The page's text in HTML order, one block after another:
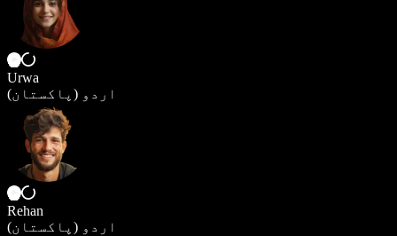
Urwa
اردو (پاکستان)
Rehan
اردو (پاکستان)